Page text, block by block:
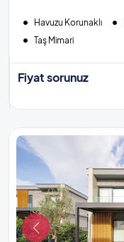
Havuzu Korunaklı
Taş Mimari
Fiyat sorunuz